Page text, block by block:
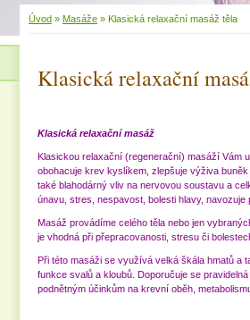
Úvod » Masáže » Klasická relaxační masáž těla
Klasická relaxační
Klasická relaxační masáž
Klasickou relaxační (regenerační) masáží Vám
obohacuje krev kyslíkem, zlepšuje výživa
také blahodárný vliv na nervovou soustavu a
únavu, stres, nespavost, bolesti hlavy,
Masáž provádíme celého těla nebo jen
je vhodná při přepracovanosti, stresu či
Při této masáži se využívá velká škála hmatů a
funkce svalů a kloubů. Doporučuje se
podnětným účinkům na krevní oběh,